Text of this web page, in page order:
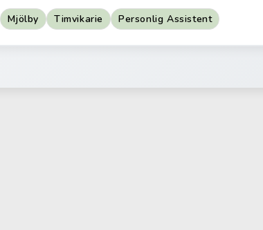
Mjölby Timvikarie Personlig Assistent